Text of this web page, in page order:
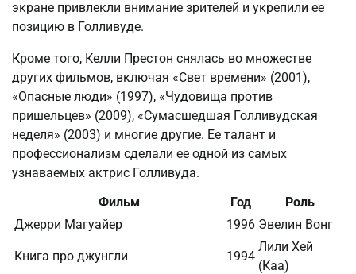
экране привлекли внимание зрителей и укрепили ее
позицию в Голливуде.
Кроме того, Келли Престон снялась во множестве
других фильмов, включая «Свет времени» (2001),
«Опасные люди» (1997), «Чудовища против
пришельцев» (2009), «Сумасшедшая Голливудская
неделя» (2003) и многие другие. Ее талант и
профессионализм сделали ее одной из самых
узнаваемых актрис Голливуда.
Фильм
Год
Роль
Джерри Магуайер
1996 Эвелин Вонг
Книга про джунгли 1994
Лили Хей
(Каа)